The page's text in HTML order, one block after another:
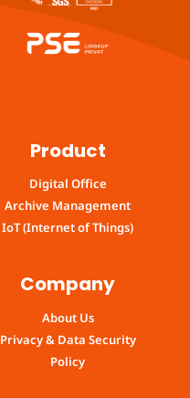
Product
Digital Office
Archive Management
IoT (Internet of Things)
Company
About Us
Privacy & Data Security
Policy